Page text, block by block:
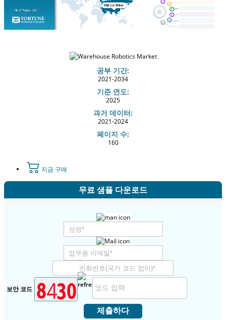
공부 기간:
2021-2034
기준 연도:
2025
과거 데이터:
2021-2024
페이지 수:
160
지금 구매
무료 샘플 다운로드
보안 코드
제출하다